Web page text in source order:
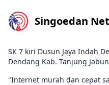
Singoedan
SK 7 kiri Dusun Jaya Indah
Dendang Kab. Tanjung
"Internet murah dan cepat